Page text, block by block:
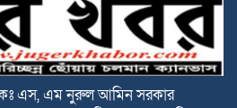
আন্দোলনে হত্যাকাণ্ডের বিচার
ও নিরপেক্ষ: প্রধানমন্ত্রী
এস, এম নুরুল আমিন সরকার